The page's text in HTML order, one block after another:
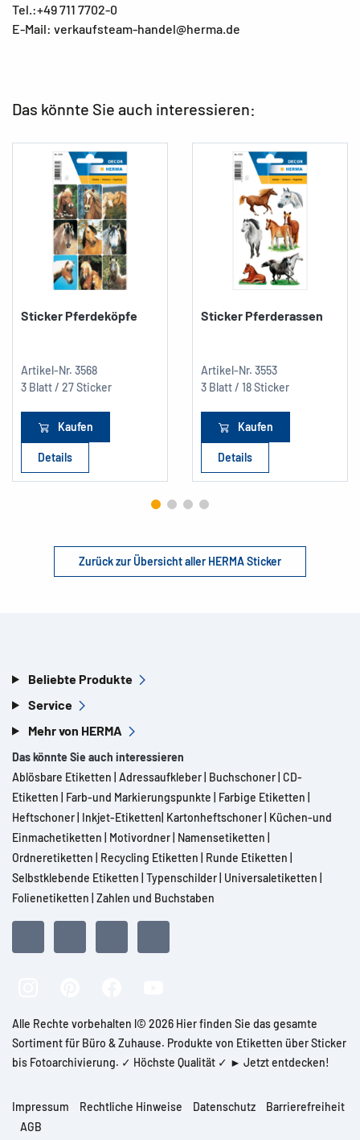
Tel.:+49 711 7702-0
E-Mail: verkaufsteam-handel@herma.de
Das könnte Sie auch interessieren:
Sticker Pferdeköpfe
Artikel-Nr. 3568
3 Blatt / 27 Sticker
Kaufen
Details
Sticker Pferderassen
Artikel-Nr. 3553
3 Blatt / 18 Sticker
Kaufen
Details
Zurück zur Übersicht aller HERMA Sticker
Beliebte Produkte
Service
Mehr von HERMA
Das könnte Sie auch interessieren
Ablösbare Etiketten Adressaufkleber Buchschoner CD-
Etiketten
Farb-und Markierungspunkte Farbige Etiketten
Heftschoner Inkjet-Etiketten Kartonheftschoner Küchen-und
Einmachetiketten
Motivordner Namensetiketten
Ordneretiketten
Recycling Etiketten Runde Etiketten
Selbstklebende Etiketten Typenschilder Universaletiketten
Folienetiketten Zahlen und Buchstaben
Alle Rechte vorbehalten l© 2026 Hier finden Sie das gesamte
Sortiment für Büro & Zuhause. Produkte von Etiketten über Sticker
bis Fotoarchivierung. ✓ Höchste Qualität ✓ ► Jetzt entdecken!
Impressum Rechtliche Hinweise Datenschutz
Barrierefreiheit
AGB